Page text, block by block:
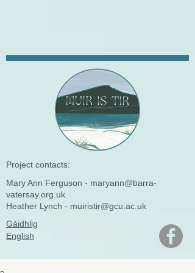
Project contacts:
​Mary Ann Ferguson - maryann@barra-
vatersay.org.uk
Heather Lynch - muiristir@gcu.ac.uk
Gàidhlig
English